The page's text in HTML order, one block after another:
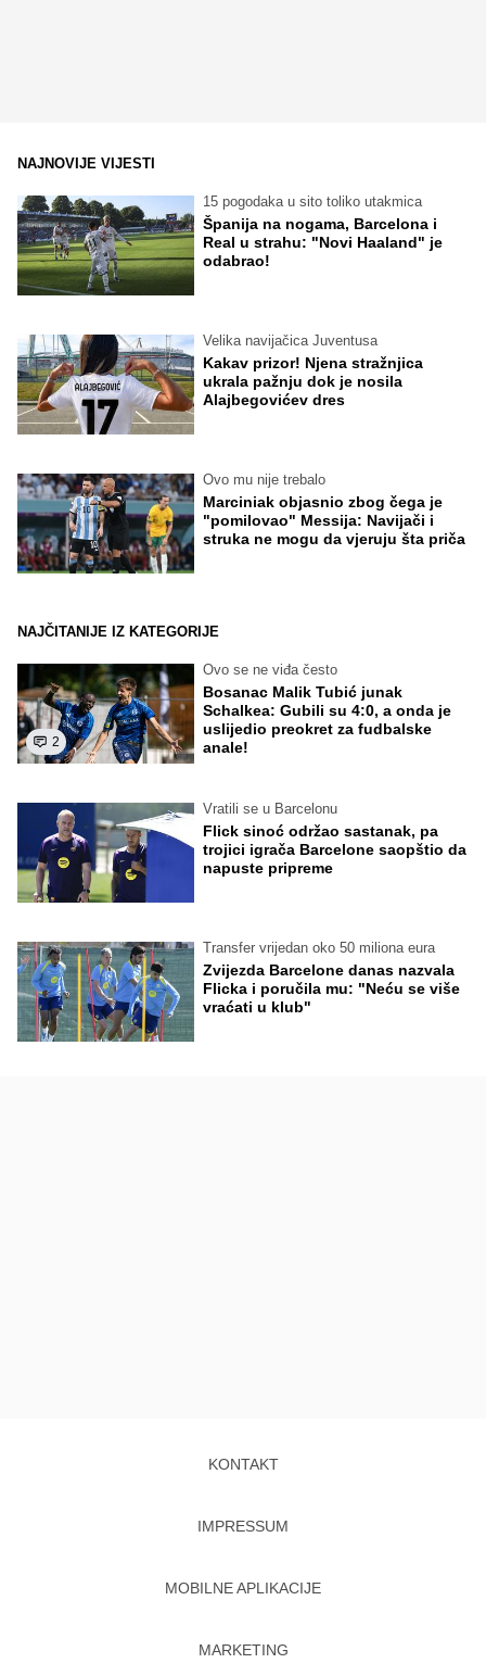
NAJNOVIJE VIJESTI
15 pogodaka u sito toliko utakmica
Španija na nogama, Barcelona i
Real u strahu: "Novi Haaland" je
odabrao!
Velika navijačica Juventusa
Kakav prizor! Njena stražnjica
ukrala pažnju dok je nosila
Alajbegovićev dres
Ovo mu nije trebalo
Marciniak objasnio zbog čega je
"pomilovao" Messija: Navijači i
struka ne mogu da vjeruju šta priča
NAJČITANIJE IZ KATEGORIJE
2
Ovo se ne viđa često
Bosanac Malik Tubić junak
Schalkea: Gubili su 4:0, a onda je
uslijedio preokret za fudbalske
anale!
Vratili se u Barcelonu
Flick sinoć održao sastanak, pa
trojici igrača Barcelone saopštio da
napuste pripreme
Transfer vrijedan oko 50 miliona eura
Zvijezda Barcelone danas nazvala
Flicka i poručila mu: "Neću se više
vraćati u klub"
KONTAKT
IMPRESSUM
MOBILNE APLIKACIJE
MARKETING